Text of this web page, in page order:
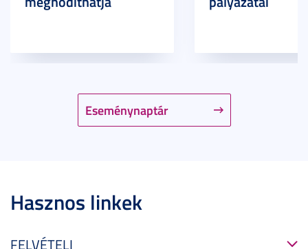
Eseménynaptár
Hasznos linkek
FELVÉTELI